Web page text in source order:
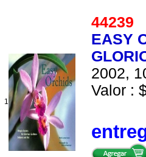
1
44239
EASY
2002,
Valor :